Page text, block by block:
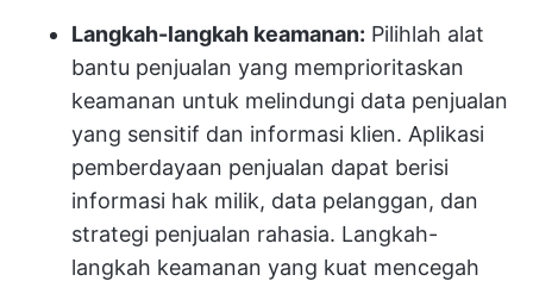
Langkah-langkah keamanan: Pilihlah alat
bantu penjualan yang memprioritaskan
keamanan untuk melindungi data penjualan
yang sensitif dan informasi klien. Aplikasi
pemberdayaan penjualan dapat berisi
informasi hak milik, data pelanggan, dan
strategi penjualan rahasia. Langkah-
langkah keamanan yang kuat mencegah